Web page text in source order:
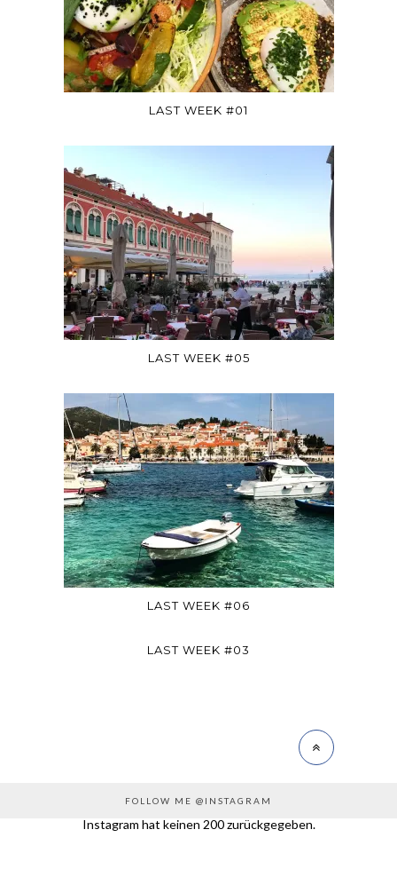
LAST WEEK #01
LAST WEEK #05
LAST WEEK #06
LAST WEEK #03
FOLLOW ME @INSTAGRAM
Instagram hat keinen 200 zurückgegeben.